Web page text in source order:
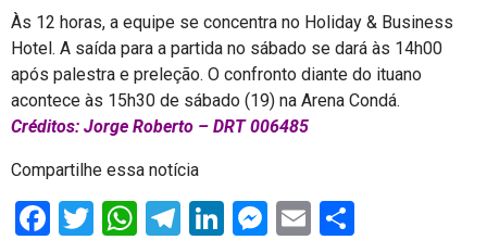
Às 12 horas, a equipe se concentra no Holiday & Business
Hotel. A saída para a partida no sábado se dará às 14h00
após palestra e preleção. O confronto diante do ituano
acontece às 15h30 de sábado (19) na Arena Condá.
Créditos: Jorge Roberto – DRT 006485
Compartilhe essa notícia
Facebook
Twitter
WhatsApp
Telegram
LinkedIn
Messenger
Email